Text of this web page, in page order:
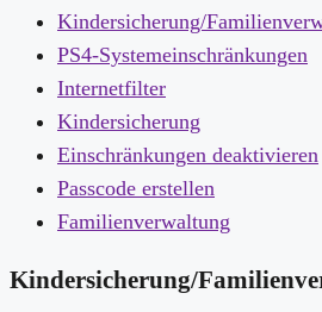
Kindersicherung/
PS4-Systemeinschränkungen
Internetfilter
Kindersicherung
Einschränkungen deaktivieren
Passcode erstellen
Familienverwaltung
Kindersicherung/